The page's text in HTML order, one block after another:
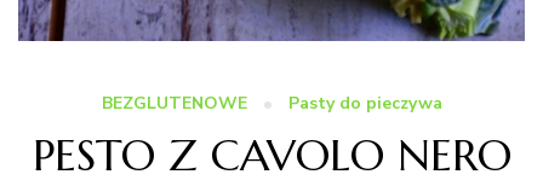
BEZGLUTENOWE Pasty do pieczywa
PESTO Z CAVOLO NERO